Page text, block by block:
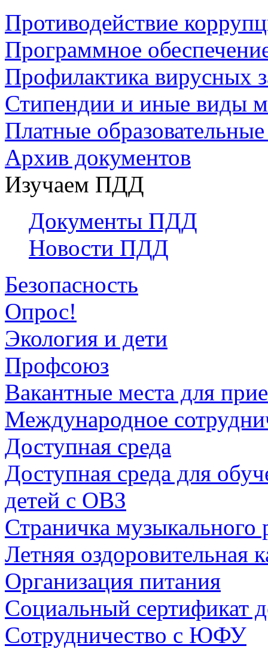
Противодействие
Программное
Профилактика вирусных
Стипендии и иные виды
Платные
Архив документов
Изучаем ПДД
Документы ПДД
Новости ПДД
Безопасность
Опрос!
Экология и дети
Профсоюз
Вакантные места для
Международное
Доступная среда
Доступная среда для
детей с ОВЗ
Страничка музыкального
Летняя оздоровительная
Организация питания
Социальный сертификат
Сотрудничество с ЮФУ